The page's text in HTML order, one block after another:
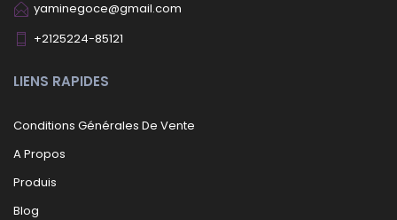
yaminegoce@gmail.com
+2125224-85121
LIENS RAPIDES
Conditions Générales De Vente
A Propos
Produis
Blog